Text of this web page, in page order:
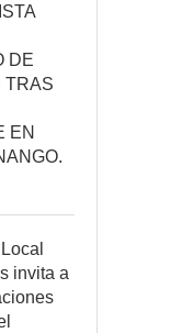
DE
TRAS
EN
invita a